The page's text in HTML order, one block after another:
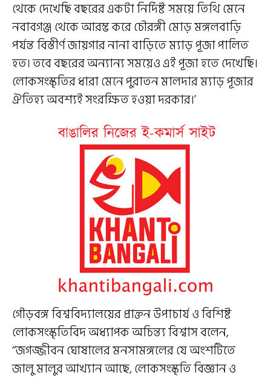
থেকে দেখেছি বছরের একটা নির্দিষ্ট সময়ে তিথি মেনে
নবাবগঞ্জ থেকে আরম্ভ করে চৌরঙ্গী মোড় মঙ্গলবাড়ি
পর্যন্ত বিস্তীর্ণ জায়গার নানা বাড়িতে ম্যাড় পূজা পালিত
হত। তবে বছরের অন্যান্য সময়েও এই পূজা হতে দেখেছি।
লোকসংস্কৃতির ধারা মেনে পুরাতন মালদার ম্যাড় পূজার
ঐতিহ্য অবশ্যই সংরক্ষিত হওয়া দরকার।’
গৌড়বঙ্গ বিশ্ববিদ্যালয়ের প্রাক্তন উপাচার্য ও বিশিষ্ট
লোকসংস্কৃতিবিদ অধ্যাপক অচিন্ত্য বিশ্বাস বলেন,
‘‘জগজ্জীবন ঘোষালের মনসামঙ্গলের যে অংশটিতে
জালু মালুর আখ্যান আছে, লোকসংস্কৃতি বিজ্ঞান ও